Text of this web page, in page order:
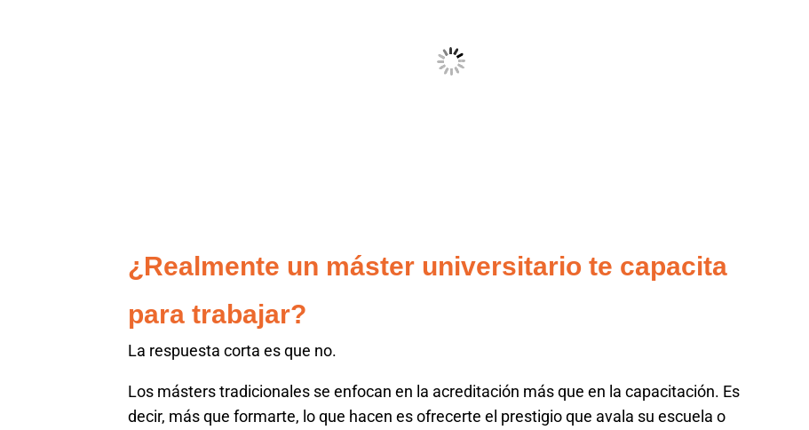
¿Realmente un máster universitario te capacita
para trabajar?
La respuesta corta es que no.
Los másters tradicionales se enfocan en la acreditación más que en la capacitación. Es
decir, más que formarte, lo que hacen es ofrecerte el prestigio que avala su escuela o